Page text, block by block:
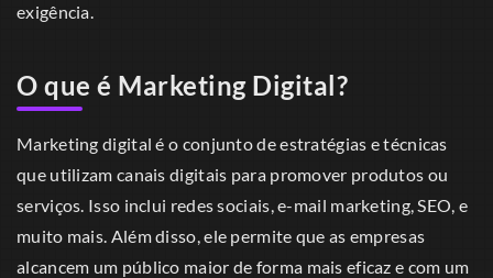
exigência.
O que é Marketing Digital?
Marketing digital é o conjunto de estratégias e técnicas
que utilizam canais digitais para promover produtos ou
serviços. Isso inclui redes sociais, e-mail marketing, SEO, e
muito mais. Além disso, ele permite que as empresas
alcancem um público maior de forma mais eficaz e com um